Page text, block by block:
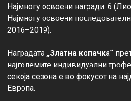
Најмногу освоени награди: 6
Најмногу освоени
2016–2019).
Наградата „Златна копачка“
најголемите индивидуални
секоја сезона е во фокусот на
Европа.